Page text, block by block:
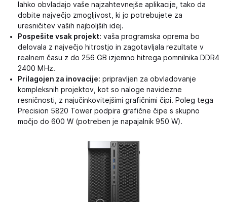
lahko obvladajo vaše najzahtevnejše aplikacije, tako da
dobite največjo zmogljivost, ki jo potrebujete za
uresničitev vaših najboljših idej.
Pospešite vsak projekt: vaša programska oprema bo
delovala z največjo hitrostjo in zagotavljala rezultate v
realnem času z do 256 GB izjemno hitrega pomnilnika DDR4
2400 MHz.
Prilagojen za inovacije: pripravljen za obvladovanje
kompleksnih projektov, kot so naloge navidezne
resničnosti, z najučinkovitejšimi grafičnimi čipi. Poleg tega
Precision 5820 Tower podpira grafične čipe s skupno
močjo do 600 W (potreben je napajalnik 950 W).